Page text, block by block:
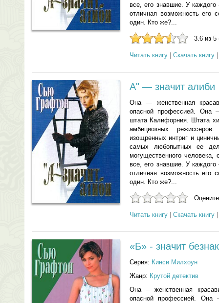
все, его знавшие. У
отличная возможность его
один. Кто же?...
3.6 из 5
Читать книгу Скачать книгу
А" — значит алиби
Она — женственная
опасной профессией. Она
штата Калифорния. Штата
амбициозных
изощренных интриг и
самых любопытных ее
могущественного человека,
все, его знавшие. У
отличная возможность его
один. Кто же?...
Читать книгу Скачать книгу
«Б» - значит
Серия: Кинси Милхоун
Жанр: Крутой детектив
Она – женственная
опасной профессией. Она